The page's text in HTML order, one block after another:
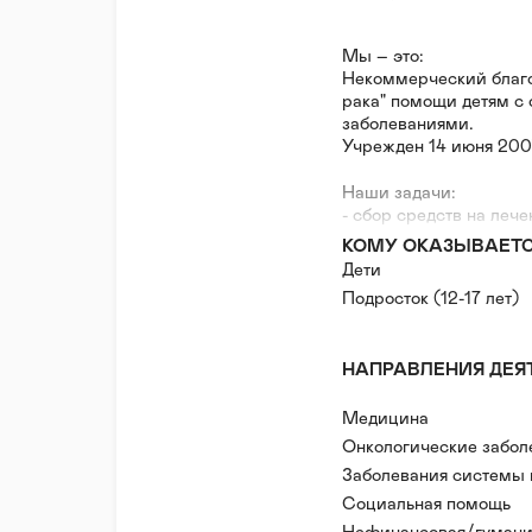
Мы – это:
Некоммерческий
рака" помощи детям с
заболеваниями.
Учрежден 14 июня
Наши задачи:
- сбор средств на
и гематологическими
- помощь
дети и молодые
- привлечение
- содействие работе
- реабилитация детей
Наша история:
Фонд возник не с
учредитель фонда
КОМУ
Дети
Подросток (12-17 лет)
НАПРАВЛЕНИЯ
Медицина
Онкологические
Заболевания системы
Социальная помощь